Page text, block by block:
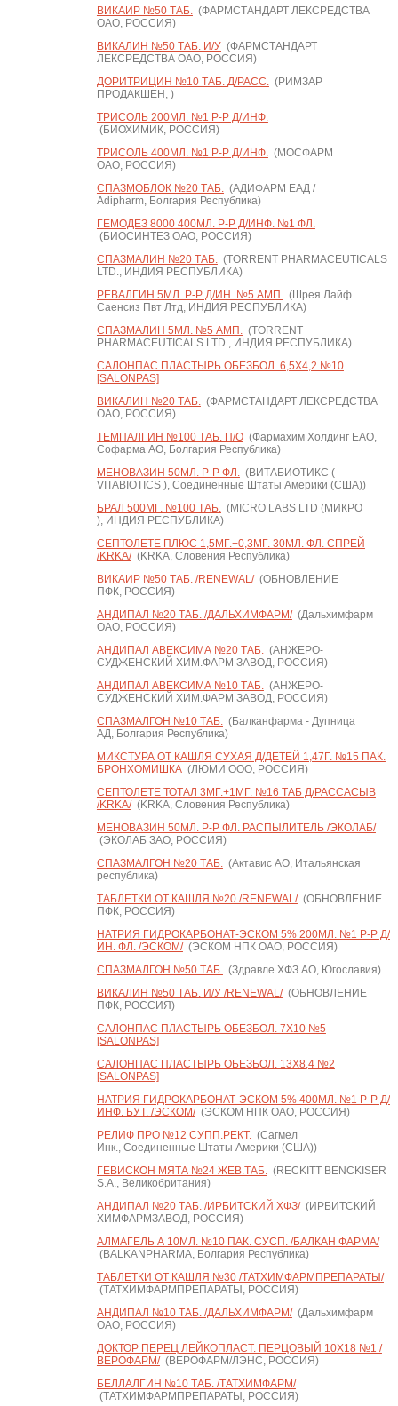
ВИКАИР №50 ТАБ.(ФАРМСТАНДАРТ ЛЕКСРЕДСТВА
ОАО, РОССИЯ)
ВИКАЛИН №50 ТАБ. И/У(ФАРМСТАНДАРТ
ЛЕКСРЕДСТВА ОАО, РОССИЯ)
ДОРИТРИЦИН №10 ТАБ. Д/РАСС.(РИМЗАР
ПРОДАКШЕН, )
ТРИСОЛЬ 200МЛ. №1 Р-Р Д/ИНФ.
(БИОХИМИК, РОССИЯ)
ТРИСОЛЬ 400МЛ. №1 Р-Р Д/ИНФ.(МОСФАРМ
ОАО, РОССИЯ)
СПАЗМОБЛОК №20 ТАБ.(АДИФАРМ ЕАД /
Adipharm, Болгария Республика)
ГЕМОДЕЗ 8000 400МЛ. Р-Р Д/ИНФ. №1 ФЛ.
(БИОСИНТЕЗ ОАО, РОССИЯ)
СПАЗМАЛИН №20 ТАБ.(TORRENT PHARMACEUTICALS
LTD., ИНДИЯ РЕСПУБЛИКА)
РЕВАЛГИН 5МЛ. Р-Р Д/ИН. №5 АМП.(Шрея Лайф
Саенсиз Пвт Лтд, ИНДИЯ РЕСПУБЛИКА)
СПАЗМАЛИН 5МЛ. №5 АМП.(TORRENT
PHARMACEUTICALS LTD., ИНДИЯ РЕСПУБЛИКА)
САЛОНПАС ПЛАСТЫРЬ ОБЕЗБОЛ. 6,5X4,2 №10
[SALONPAS]
ВИКАЛИН №20 ТАБ.(ФАРМСТАНДАРТ ЛЕКСРЕДСТВА
ОАО, РОССИЯ)
ТЕМПАЛГИН №100 ТАБ. П/О(Фармахим Холдинг ЕАО,
Софарма АО, Болгария Республика)
МЕНОВАЗИН 50МЛ. Р-Р ФЛ.(ВИТАБИОТИКС (
VITABIOTICS ), Соединенные Штаты Америки (США))
БРАЛ 500МГ. №100 ТАБ.(MICRO LABS LTD (МИКРО
), ИНДИЯ РЕСПУБЛИКА)
СЕПТОЛЕТЕ ПЛЮС 1,5МГ.+0,3МГ. 30МЛ. ФЛ. СПРЕЙ
/KRKA/(KRKA, Словения Республика)
ВИКАИР №50 ТАБ. /RENEWAL/(ОБНОВЛЕНИЕ
ПФК, РОССИЯ)
АНДИПАЛ №20 ТАБ. /ДАЛЬХИМФАРМ/(Дальхимфарм
ОАО, РОССИЯ)
АНДИПАЛ АВЕКСИМА №20 ТАБ.(АНЖЕРО-
СУДЖЕНСКИЙ ХИМ.ФАРМ ЗАВОД, РОССИЯ)
АНДИПАЛ АВЕКСИМА №10 ТАБ.(АНЖЕРО-
СУДЖЕНСКИЙ ХИМ.ФАРМ ЗАВОД, РОССИЯ)
СПАЗМАЛГОН №10 ТАБ.(Балканфарма - Дупница
АД, Болгария Республика)
МИКСТУРА ОТ КАШЛЯ СУХАЯ Д/ДЕТЕЙ 1,47Г. №15 ПАК.
БРОНХОМИШКА(ЛЮМИ ООО, РОССИЯ)
СЕПТОЛЕТЕ ТОТАЛ 3МГ.+1МГ. №16 ТАБ Д/РАССАСЫВ
/KRKA/(KRKA, Словения Республика)
МЕНОВАЗИН 50МЛ. Р-Р ФЛ. РАСПЫЛИТЕЛЬ /ЭКОЛАБ/
(ЭКОЛАБ ЗАО, РОССИЯ)
СПАЗМАЛГОН №20 ТАБ.(Актавис АО, Итальянская
республика)
ТАБЛЕТКИ ОТ КАШЛЯ №20 /RENEWAL/(ОБНОВЛЕНИЕ
ПФК, РОССИЯ)
НАТРИЯ ГИДРОКАРБОНАТ-ЭСКОМ 5% 200МЛ. №1 Р-Р Д/
ИН. ФЛ. /ЭСКОМ/(ЭСКОМ НПК ОАО, РОССИЯ)
СПАЗМАЛГОН №50 ТАБ.(Здравле ХФЗ АО, Югославия)
ВИКАЛИН №50 ТАБ. И/У /RENEWAL/(ОБНОВЛЕНИЕ
ПФК, РОССИЯ)
САЛОНПАС ПЛАСТЫРЬ ОБЕЗБОЛ. 7X10 №5
[SALONPAS]
САЛОНПАС ПЛАСТЫРЬ ОБЕЗБОЛ. 13X8,4 №2
[SALONPAS]
НАТРИЯ ГИДРОКАРБОНАТ-ЭСКОМ 5% 400МЛ. №1 Р-Р Д/
ИНФ. БУТ. /ЭСКОМ/(ЭСКОМ НПК ОАО, РОССИЯ)
РЕЛИФ ПРО №12 СУПП.РЕКТ.(Сагмел
Инк., Соединенные Штаты Америки (США))
ГЕВИСКОН МЯТА №24 ЖЕВ.ТАБ.(RECKITT BENCKISER
S.A., Великобритания)
АНДИПАЛ №20 ТАБ. /ИРБИТСКИЙ ХФЗ/(ИРБИТСКИЙ
ХИМФАРМЗАВОД, РОССИЯ)
АЛМАГЕЛЬ А 10МЛ. №10 ПАК. СУСП. /БАЛКАН ФАРМА/
(BALKANPHARMA, Болгария Республика)
ТАБЛЕТКИ ОТ КАШЛЯ №30 /ТАТХИМФАРМПРЕПАРАТЫ/
(ТАТХИМФАРМПРЕПАРАТЫ, РОССИЯ)
АНДИПАЛ №10 ТАБ. /ДАЛЬХИМФАРМ/(Дальхимфарм
ОАО, РОССИЯ)
ДОКТОР ПЕРЕЦ ЛЕЙКОПЛАСТ. ПЕРЦОВЫЙ 10X18 №1 /
ВЕРОФАРМ/(ВЕРОФАРМ/ЛЭНС, РОССИЯ)
БЕЛЛАЛГИН №10 ТАБ. /ТАТХИМФАРМ/
(ТАТХИМФАРМПРЕПАРАТЫ, РОССИЯ)